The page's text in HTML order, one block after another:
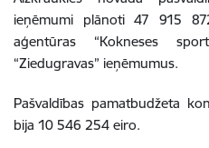
ieņēmumi plānoti 47 915
aģentūras “Kokneses
“Ziedugravas” ieņēmumus.
Pašvaldības pamatbudžeta
bija 10 546 254 eiro.